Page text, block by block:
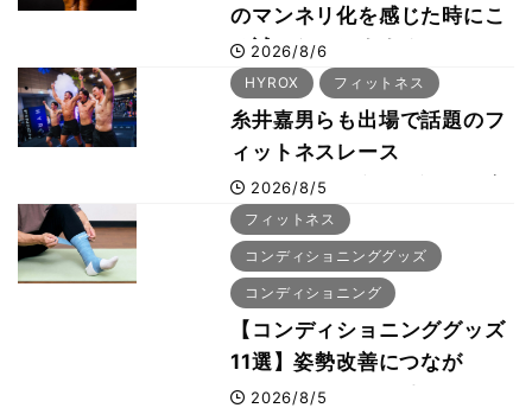
のマンネリ化を感じた時にこ
そ試したいおすすめメニュー
「拮抗筋スーパーセット法」
2026/8/6
HYROX フィットネス
糸井嘉男らも出場で話題のフ
ィットネスレース
HYROX（ハイロックス）が
幕張メッセで8月6日から開
幕 約1万2,000人が集結
2026/8/5
フィットネス
コンディショニンググッズ
コンディショニング
【コンディショニンググッズ
11選】姿勢改善につなが
る“A-wear（エーウェ
2026/8/5